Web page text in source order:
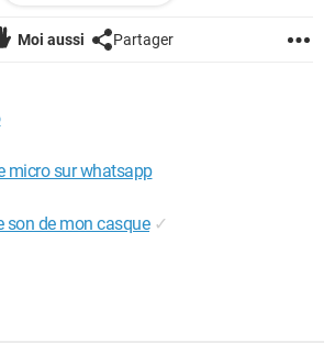
(donc quand je m'entends).
et à l'arrière et le résultat est le même.
donné assez d'élements sinon voici ma
:
trouvé sur HP
Moi aussi Partager
micro sur whatsapp
son de mon casque ✓